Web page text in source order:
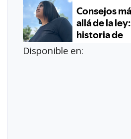
Disponible en: